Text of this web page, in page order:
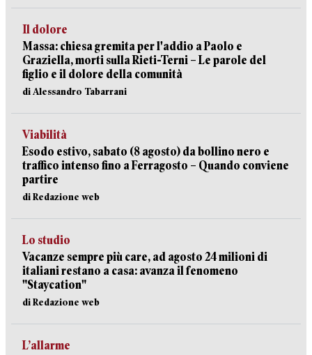
Il dolore
Massa: chiesa gremita per l'addio a Paolo e
Graziella, morti sulla Rieti-Terni – Le parole del
figlio e il dolore della comunità
di Alessandro Tabarrani
Viabilità
Esodo estivo, sabato (8 agosto) da bollino nero e
traffico intenso fino a Ferragosto – Quando conviene
partire
di Redazione web
Lo studio
Vacanze sempre più care, ad agosto 24 milioni di
italiani restano a casa: avanza il fenomeno
"Staycation"
di Redazione web
L’allarme